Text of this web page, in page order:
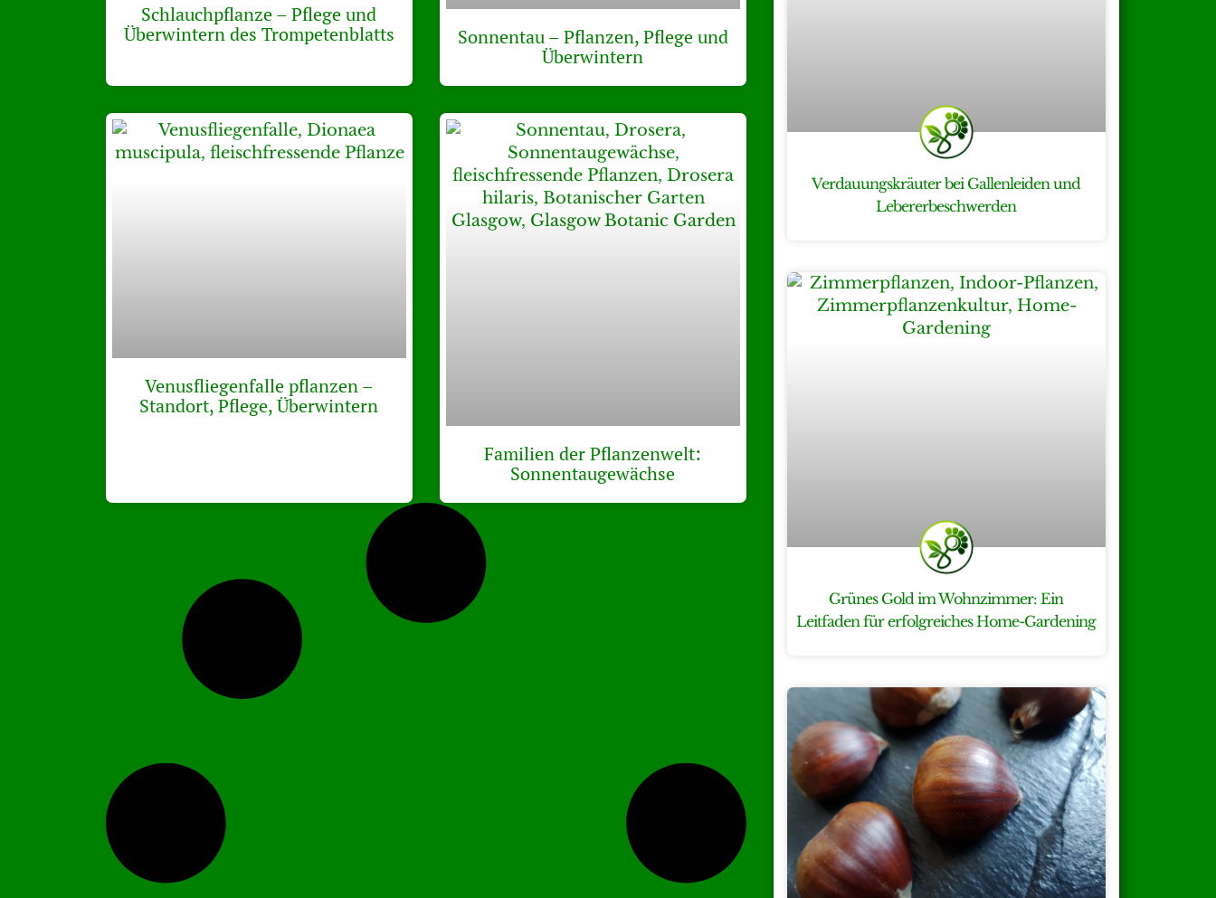
Schlauchpflanze – Pflege und
Überwintern des Trompetenblatts
Sonnentau – Pflanzen, Pflege und
Überwintern
Venusfliegenfalle pflanzen –
Standort, Pflege, Überwintern
Familien der Pflanzenwelt:
Sonnentaugewächse
Verdauungskräuter bei Gallenleiden und
Lebererbeschwerden
Grünes Gold im Wohnzimmer: Ein
Leitfaden für erfolgreiches Home-Gardening